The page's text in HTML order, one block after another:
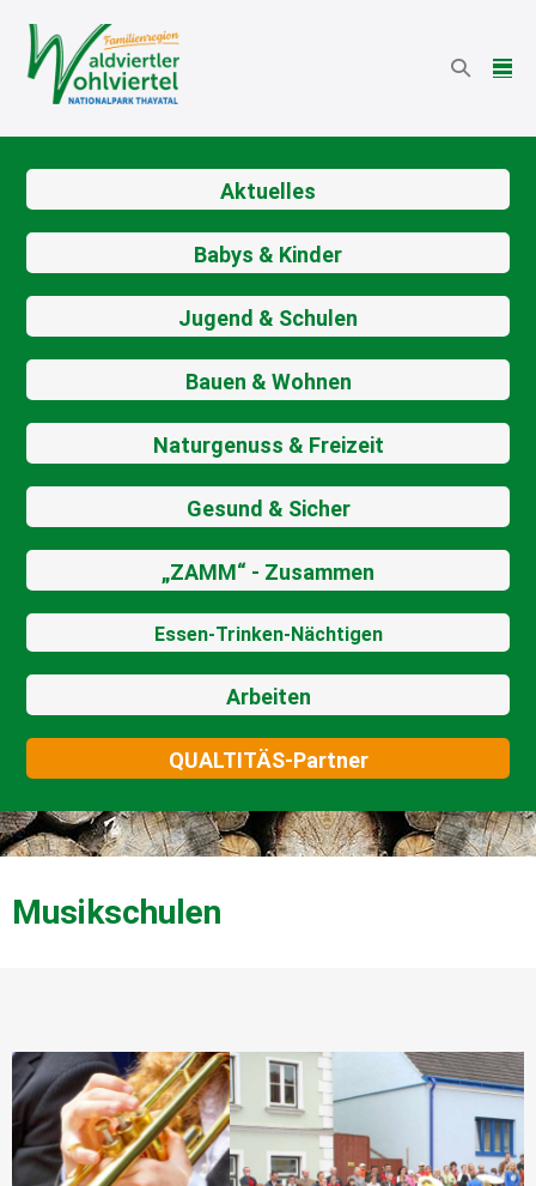
Aktuelles
Babys & Kinder
Jugend & Schulen
Bauen & Wohnen
Naturgenuss & Freizeit
Gesund & Sicher
„ZAMM“ - Zusammen
Essen-Trinken-Nächtigen
Arbeiten
QUALTITÄS-Partner
Musikschulen